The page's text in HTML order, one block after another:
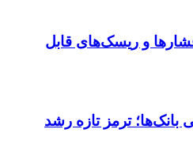
فشارها و ریسک‌های قابل
بانک‌ها؛ ترمز تازه رشد